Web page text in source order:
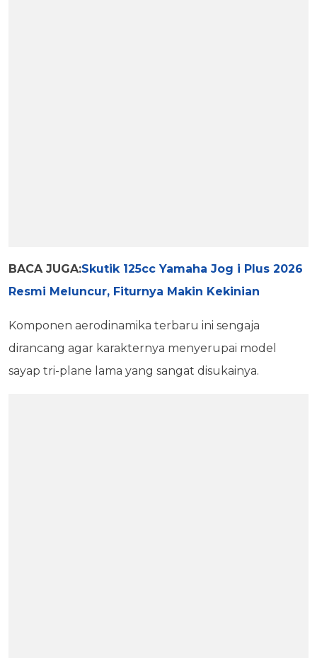
BACA JUGA:Skutik 125cc Yamaha Jog i Plus 2026
Resmi Meluncur, Fiturnya Makin Kekinian
Komponen aerodinamika terbaru ini sengaja
dirancang agar karakternya menyerupai model
sayap tri-plane lama yang sangat disukainya.